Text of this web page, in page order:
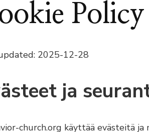
Policy
2025-12-28
ja
church.org käyttää evästeitä